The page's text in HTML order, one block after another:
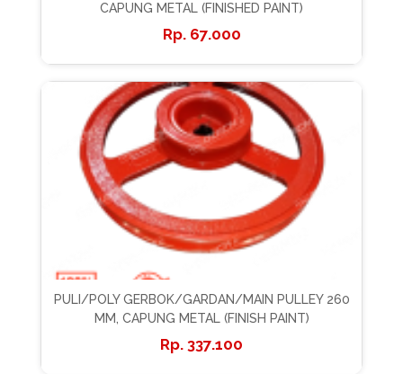
CAPUNG METAL (FINISHED PAINT)
67.000
PULI/POLY GERBOK/GARDAN/MAIN PULLEY 260
MM, CAPUNG METAL (FINISH PAINT)
337.100